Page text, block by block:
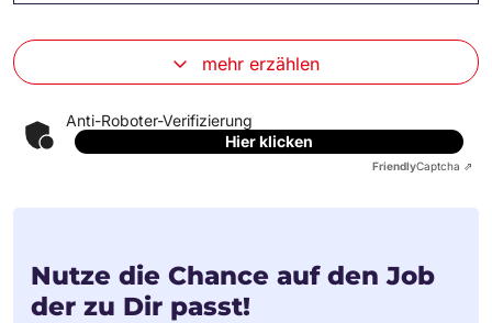
mehr erzählen
Anti-Roboter-Verifizierung
Hier klicken
FriendlyCaptcha ⇗
Nutze die Chance auf den Job
der zu Dir passt!